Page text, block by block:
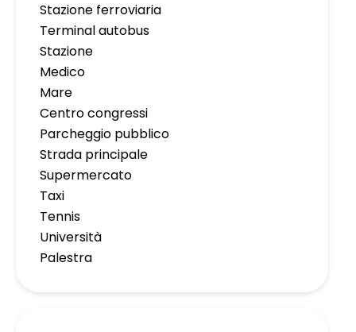
Stazione ferroviaria
Terminal autobus
Stazione
Medico
Mare
Centro congressi
Parcheggio pubblico
Strada principale
Supermercato
Taxi
Tennis
Università
Palestra